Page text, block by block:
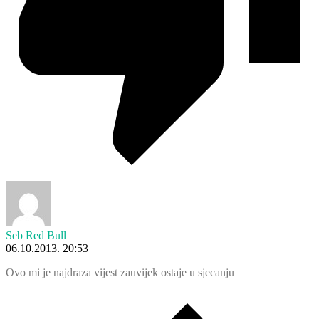
Seb Red Bull
06.10.2013. 20:53
Ovo mi je najdraza vijest zauvijek ostaje u sjecanju